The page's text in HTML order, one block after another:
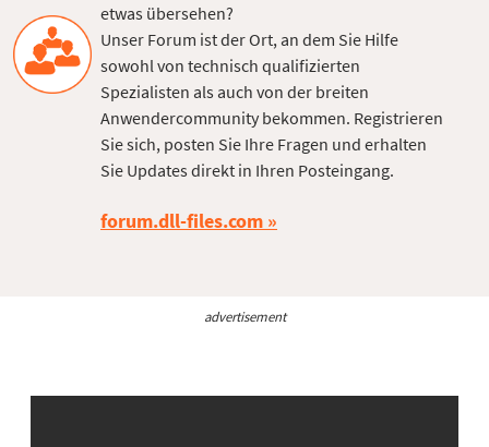
etwas übersehen?
Unser Forum ist der Ort, an dem Sie Hilfe
sowohl von technisch qualifizierten
Spezialisten als auch von der breiten
Anwendercommunity bekommen. Registrieren
Sie sich, posten Sie Ihre Fragen und erhalten
Sie Updates direkt in Ihren Posteingang.
forum.dll-files.com
advertisement